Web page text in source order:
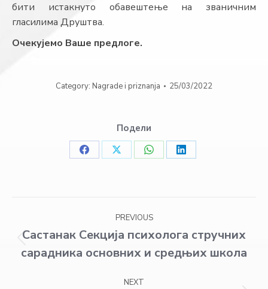
бити истакнуто обавештење на званичним
гласилима Друштва.
Очекујемо Ваше предлоге.
Category: Nagrade i priznanja 25/03/2022
Подели
Share
Share
Share
Share
navigation
PREVIOUS
post:
Састанак Секцијa психолога стручних
сарадника основних и средњих школа
NEXT